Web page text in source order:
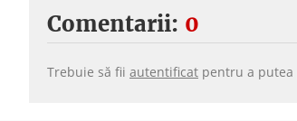
Comentarii: 0
Trebuie să fii autentificat pentru a putea